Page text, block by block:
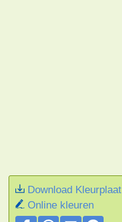
Download Kleurplaat
Online kleuren